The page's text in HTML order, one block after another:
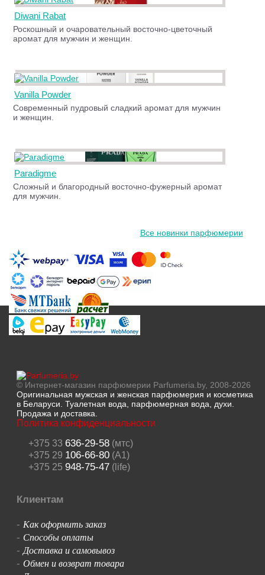
Diwani Rabat
Роскошный и очаровательный восточно-цветочный
аромат для мужчин и женщин.
Vanilla Powder
Современный пудровый сладкий аромат для мужчин
и женщин.
Paradigme
Сложный и благородный восточно-фужерный аромат
для мужчин.
Все новинки парфюмерии
© Интернет-магазин парфюмерии Parfumeria.by, 2008-2026
Оригинальная мужская и женская парфюмерия и косметика
в Беларуси. Туалетная вода, парфюмерная вода, духи.
Продажа и доставка.
Политика конфиденциальности
+375 33 636-29-58(мтс)
+375 29 106-66-80(A1)
+375 25 948-75-47(life)
Клиентам
- Как оформить заказ
- Способы оплаты
-Доставка и самовывоз
- Обмен и возврат товара